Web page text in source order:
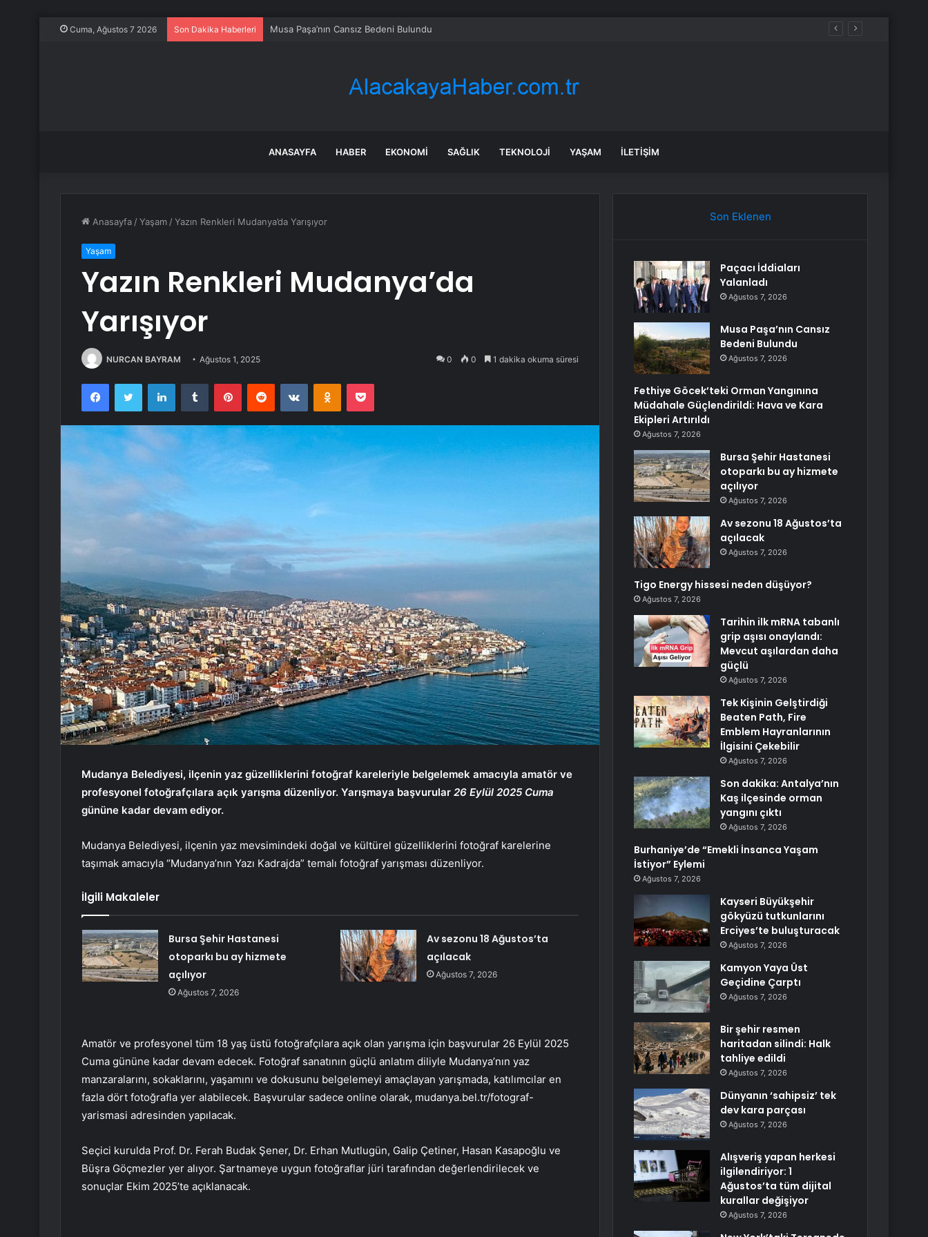
Cuma, Ağustos 7 2026 Son Dakika Haberleri Musa Paşa’nın Cansız Bedeni Bulundu
ANASAYFA HABER EKONOMI SAĞLIK TEKNOLOJI YAŞAM İLETIŞIM
Anasayfa /Yaşam /Yazın Renkleri Mudanya’da Yarışıyor
Yaşam
Yazın Renkleri Mudanya’da
Yarışıyor
NURCAN BAYRAM Ağustos 1, 2025 0 0 1 dakika okuma süresi
FacebookTwitter LinkedInTumblr PinterestReddit VKontakteOdnoklassniki
Pocket
Mudanya Belediyesi, ilçenin yaz güzelliklerini fotoğraf kareleriyle belgelemek amacıyla amatör ve
profesyonel fotoğrafçılara açık yarışma düzenliyor. Yarışmaya başvurular 26 Eylül 2025 Cuma
gününe kadar devam ediyor.
Mudanya Belediyesi, ilçenin yaz mevsimindeki doğal ve kültürel güzelliklerini fotoğraf karelerine
taşımak amacıyla “Mudanya’nın Yazı Kadrajda” temalı fotoğraf yarışması düzenliyor.
İlgili Makaleler
Bursa Şehir Hastanesi
otoparkı bu ay hizmete
açılıyor
Ağustos 7, 2026
Av sezonu 18 Ağustos’ta
açılacak
Ağustos 7, 2026
Amatör ve profesyonel tüm 18 yaş üstü fotoğrafçılara açık olan yarışma için başvurular 26 Eylül 2025
Cuma gününe kadar devam edecek. Fotoğraf sanatının güçlü anlatım diliyle Mudanya’nın yaz
manzaralarını, sokaklarını, yaşamını ve dokusunu belgelemeyi amaçlayan yarışmada, katılımcılar en
fazla dört fotoğrafla yer alabilecek. Başvurular sadece online olarak, mudanya.bel.tr/fotograf-
yarismasi adresinden yapılacak.
Seçici kurulda Prof. Dr. Ferah Budak Şener, Dr. Erhan Mutlugün, Galip Çetiner, Hasan Kasapoğlu ve
Büşra Göçmezler yer alıyor. Şartnameye uygun fotoğraflar jüri tarafından değerlendirilecek ve
sonuçlar Ekim 2025’te açıklanacak.
Son Eklenen
Paçacı İddiaları
Yalanladı
Ağustos 7, 2026
Musa Paşa’nın Cansız
Bedeni Bulundu
Ağustos 7, 2026
Fethiye Göcek’teki Orman Yangınına
Müdahale Güçlendirildi: Hava ve Kara
Ekipleri Artırıldı
Ağustos 7, 2026
Bursa Şehir Hastanesi
otoparkı bu ay hizmete
açılıyor
Ağustos 7, 2026
Av sezonu 18 Ağustos’ta
açılacak
Ağustos 7, 2026
Tigo Energy hissesi neden düşüyor?
Ağustos 7, 2026
Tarihin ilk mRNA tabanlı
grip aşısı onaylandı:
Mevcut aşılardan daha
güçlü
Ağustos 7, 2026
Tek Kişinin Gelştirdiği
Beaten Path, Fire
Emblem Hayranlarının
İlgisini Çekebilir
Ağustos 7, 2026
Son dakika: Antalya’nın
Kaş ilçesinde orman
yangını çıktı
Ağustos 7, 2026
Burhaniye’de “Emekli İnsanca Yaşam
İstiyor” Eylemi
Ağustos 7, 2026
Kayseri Büyükşehir
gökyüzü tutkunlarını
Erciyes’te buluşturacak
Ağustos 7, 2026
Kamyon Yaya Üst
Geçidine Çarptı
Ağustos 7, 2026
Bir şehir resmen
haritadan silindi: Halk
tahliye edildi
Ağustos 7, 2026
Dünyanın ‘sahipsiz’ tek
dev kara parçası
Ağustos 7, 2026
Alışveriş yapan herkesi
ilgilendiriyor: 1
Ağustos’ta tüm dijital
kurallar değişiyor
Ağustos 7, 2026